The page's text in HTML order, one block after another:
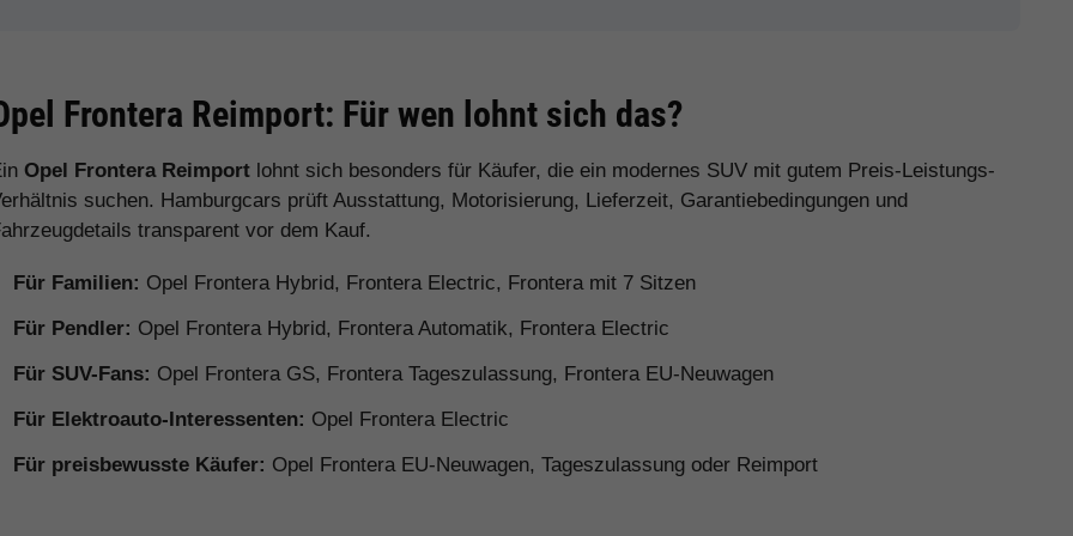
Frontera Reimport: Für wen lohnt sich das?
Opel Frontera Reimport lohnt sich besonders für Käufer, die ein modernes SUV mit gutem Preis-Leistungs-
suchen. Hamburgcars prüft Ausstattung, Motorisierung, Lieferzeit, Garantiebedingungen und
transparent vor dem Kauf.
Für Familien: Opel Frontera Hybrid, Frontera Electric, Frontera mit 7 Sitzen
Für Pendler: Opel Frontera Hybrid, Frontera Automatik, Frontera Electric
Für SUV-Fans: Opel Frontera GS, Frontera Tageszulassung, Frontera EU-Neuwagen
Für Elektroauto-Interessenten: Opel Frontera Electric
Für preisbewusste Käufer: Opel Frontera EU-Neuwagen, Tageszulassung oder Reimport